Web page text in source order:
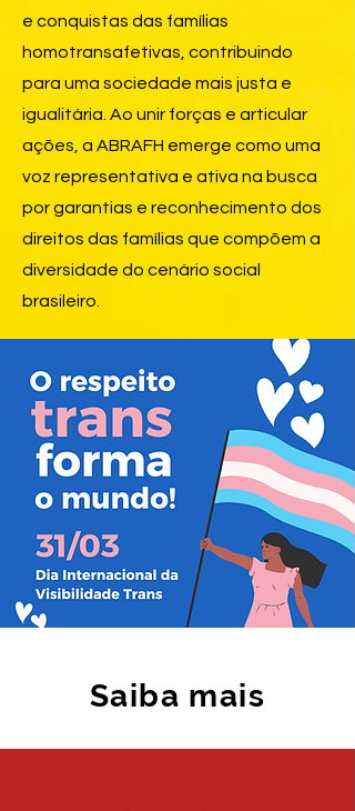
e conquistas das famílias
homotransafetivas, contribuindo
para uma sociedade mais justa e
igualitária. Ao unir forças e articular
ações, a ABRAFH emerge como uma
voz representativa e ativa na busca
por garantias e reconhecimento dos
direitos das famílias que compõem a
diversidade do cenário social
brasileiro.​​
Saiba mais